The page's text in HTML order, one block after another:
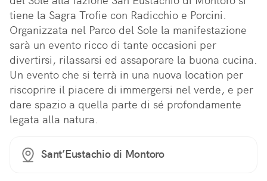
tiene la Sagra Trofie con Radicchio e Porcini.
Organizzata nel Parco del Sole la manifestazione
sarà un evento ricco di tante occasioni per
divertirsi, rilassarsi ed assaporare la buona cucina.
Un evento che si terrà in una nuova location per
riscoprire il piacere di immergersi nel verde, e per
dare spazio a quella parte di sé profondamente
legata alla natura.
Sant’Eustachio di Montoro